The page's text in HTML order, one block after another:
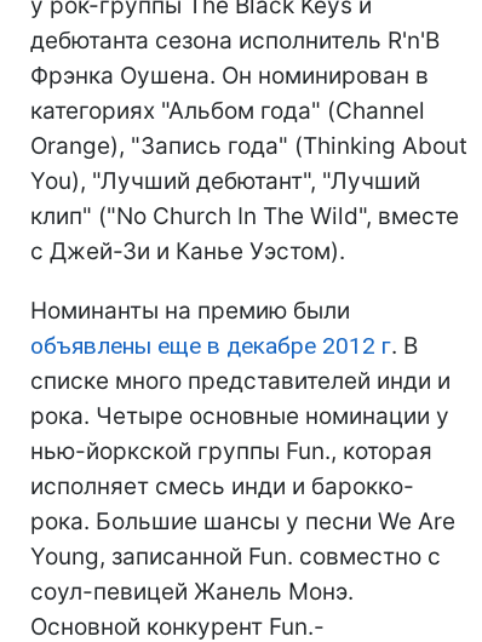
дебютанта сезона исполнитель R'n'B
Фрэнка Оушена. Он номинирован в
категориях "Альбом года" (Channel
Orange), "Запись года" (Thinking About
You), "Лучший дебютант", "Лучший
клип" ("No Church In The Wild", вместе
с Джей-Зи и Канье Уэстом).
Номинанты на премию были
объявлены еще в декабре 2012 г. В
списке много представителей инди и
рока. Четыре основные номинации у
нью-йоркской группы Fun., которая
исполняет смесь инди и барокко-
рока. Большие шансы у песни We Are
Young, записанной Fun. совместно с
соул-певицей Жанель Монэ.
Основной конкурент Fun.-